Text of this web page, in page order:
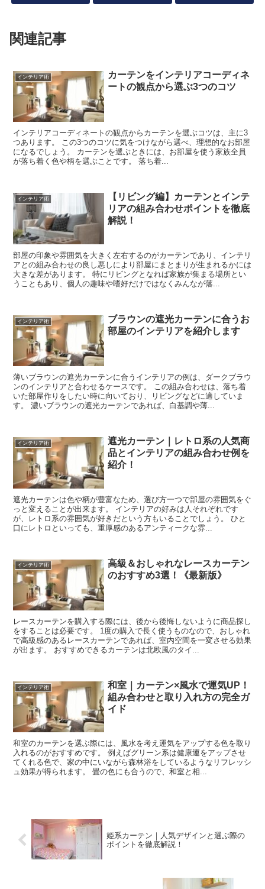
関連記事
インテリア術
カーテンをインテリアコーディネ
ートの観点から選ぶ3つのコツ
インテリアコーディネートの観点からカーテンを選ぶコツは、主に3
つあります。 この3つのコツに気をつけながら選べ、理想的なお部屋
になるでしょう。 カーテンを選ぶときには、お部屋を使う家族全員
が落ち着く色や柄を選ぶことです。 落ち着...
インテリア術
【リビング編】カーテンとインテ
リアの組み合わせポイントを徹底
解説！
部屋の印象や雰囲気を大きく左右するのがカーテンであり、インテリ
アとの組み合わせの良し悪しにより部屋にまとまりが生まれるかには
大きな差があります。 特にリビングとなれば家族が集まる場所とい
うこともあり、個人の趣味や嗜好だけではなくみんなが落...
インテリア術
ブラウンの遮光カーテンに合うお
部屋のインテリアを紹介します
薄いブラウンの遮光カーテンに合うインテリアの例は、ダークブラウ
ンのインテリアと合わせるケースです。 この組み合わせは、落ち着
いた部屋作りをしたい時に向いており、リビングなどに適していま
す。 濃いブラウンの遮光カーテンであれば、白基調や薄...
インテリア術
遮光カーテン｜レトロ系の人気商
品とインテリアの組み合わせ例を
紹介！
遮光カーテンは色や柄が豊富なため、選び方一つで部屋の雰囲気をぐ
っと変えることが出来ます。 インテリアの好みは人それぞれです
が、レトロ系の雰囲気が好きだという方もいることでしょう。 ひと
口にレトロといっても、重厚感のあるアンティークな雰...
インテリア術
高級＆おしゃれなレースカーテン
のおすすめ3選！《最新版》
レースカーテンを購入する際には、後から後悔しないように商品探し
をすることは必要です。 1度の購入で長く使うものなので、おしゃれ
で高級感のあるレースカーテンであれば、室内空間を一変させる効果
が出ます。 おすすめできるカーテンは北欧風のタイ...
インテリア術
和室｜カーテン×風水で運気UP！
組み合わせと取り入れ方の完全ガ
イド
和室のカーテンを選ぶ際には、風水を考え運気をアップする色を取り
入れるのがおすすめです。 例えばグリーン系は健康運をアップさせ
てくれる色で、家の中にいながら森林浴をしているようなリフレッシ
ュ効果が得られます。 畳の色にも合うので、和室と相...
姫系カーテン｜人気デザインと選ぶ際の
ポイントを徹底解説！